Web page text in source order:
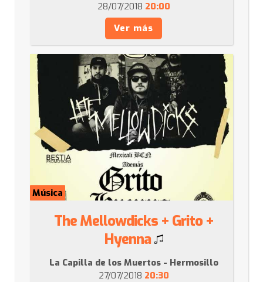
28/07/2018 20:00
Ver más
Música
The Mellowdicks + Grito +
Hyenna
La Capilla de los Muertos - Hermosillo
27/07/2018 20:30